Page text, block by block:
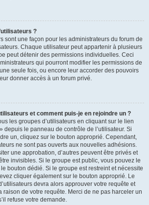
?
sont une façon pour les administrateurs du forum de
Chaque utilisateur peut appartenir à plusieurs
peut détenir des permissions individuelles. Ceci
qui pourront modifier les permissions de
seule fois, ou encore leur accorder des pouvoirs
donner accès à un forum privé.
et comment puis-je en rejoindre un ?
les groupes d’utilisateurs en cliquant sur le lien
depuis le panneau de contrôle de l’utilisateur. Si
un, cliquez sur le bouton approprié. Cependant,
ne sont pas ouverts aux nouvelles adhésions.
une approbation, d’autres peuvent être privés et
invisibles. Si le groupe est public, vous pouvez le
bouton dédié. Si le groupe est restreint et nécessite
cliquer également sur le bouton approprié. Le
devra alors approuver votre requête et
raison de votre requête. Merci de ne pas harceler un
refuse votre demande.